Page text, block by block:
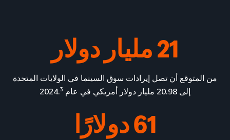
21 مليار دولار
من المتوقع أن تصل إيرادات سوق السينما في الولايات المتحدة
إلى 20.98 مليار دولار أمريكي في عام 2024.
3
61 دولارًا